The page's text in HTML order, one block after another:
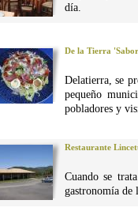
día.
De la Tierra
Delatierra, se
pequeño
pobladores y
Restaurante
Cuando se
gastronomía de